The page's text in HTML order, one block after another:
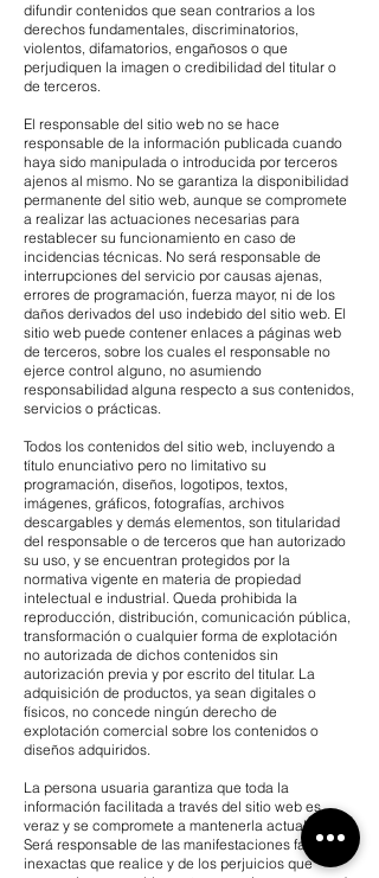
difundir contenidos que sean contrarios a los
derechos fundamentales, discriminatorios,
violentos, difamatorios, engañosos o que
perjudiquen la imagen o credibilidad del titular o
de terceros.
El responsable del sitio web no se hace
responsable de la información publicada cuando
haya sido manipulada o introducida por terceros
ajenos al mismo. No se garantiza la disponibilidad
permanente del sitio web, aunque se compromete
a realizar las actuaciones necesarias para
restablecer su funcionamiento en caso de
incidencias técnicas. No será responsable de
interrupciones del servicio por causas ajenas,
errores de programación, fuerza mayor, ni de los
daños derivados del uso indebido del sitio web. El
sitio web puede contener enlaces a páginas web
de terceros, sobre los cuales el responsable no
ejerce control alguno, no asumiendo
responsabilidad alguna respecto a sus contenidos,
servicios o prácticas.
Todos los contenidos del sitio web, incluyendo a
título enunciativo pero no limitativo su
programación, diseños, logotipos, textos,
imágenes, gráficos, fotografías, archivos
descargables y demás elementos, son titularidad
del responsable o de terceros que han autorizado
su uso, y se encuentran protegidos por la
normativa vigente en materia de propiedad
intelectual e industrial. Queda prohibida la
reproducción, distribución, comunicación pública,
transformación o cualquier forma de explotación
no autorizada de dichos contenidos sin
autorización previa y por escrito del titular. La
adquisición de productos, ya sean digitales o
físicos, no concede ningún derecho de
explotación comercial sobre los contenidos o
diseños adquiridos.
La persona usuaria garantiza que toda la
información facilitada a través del sitio web es
veraz y se compromete a mantenerla actualizada.
Será responsable de las manifestaciones falsas o
inexactas que realice y de los perjuicios que